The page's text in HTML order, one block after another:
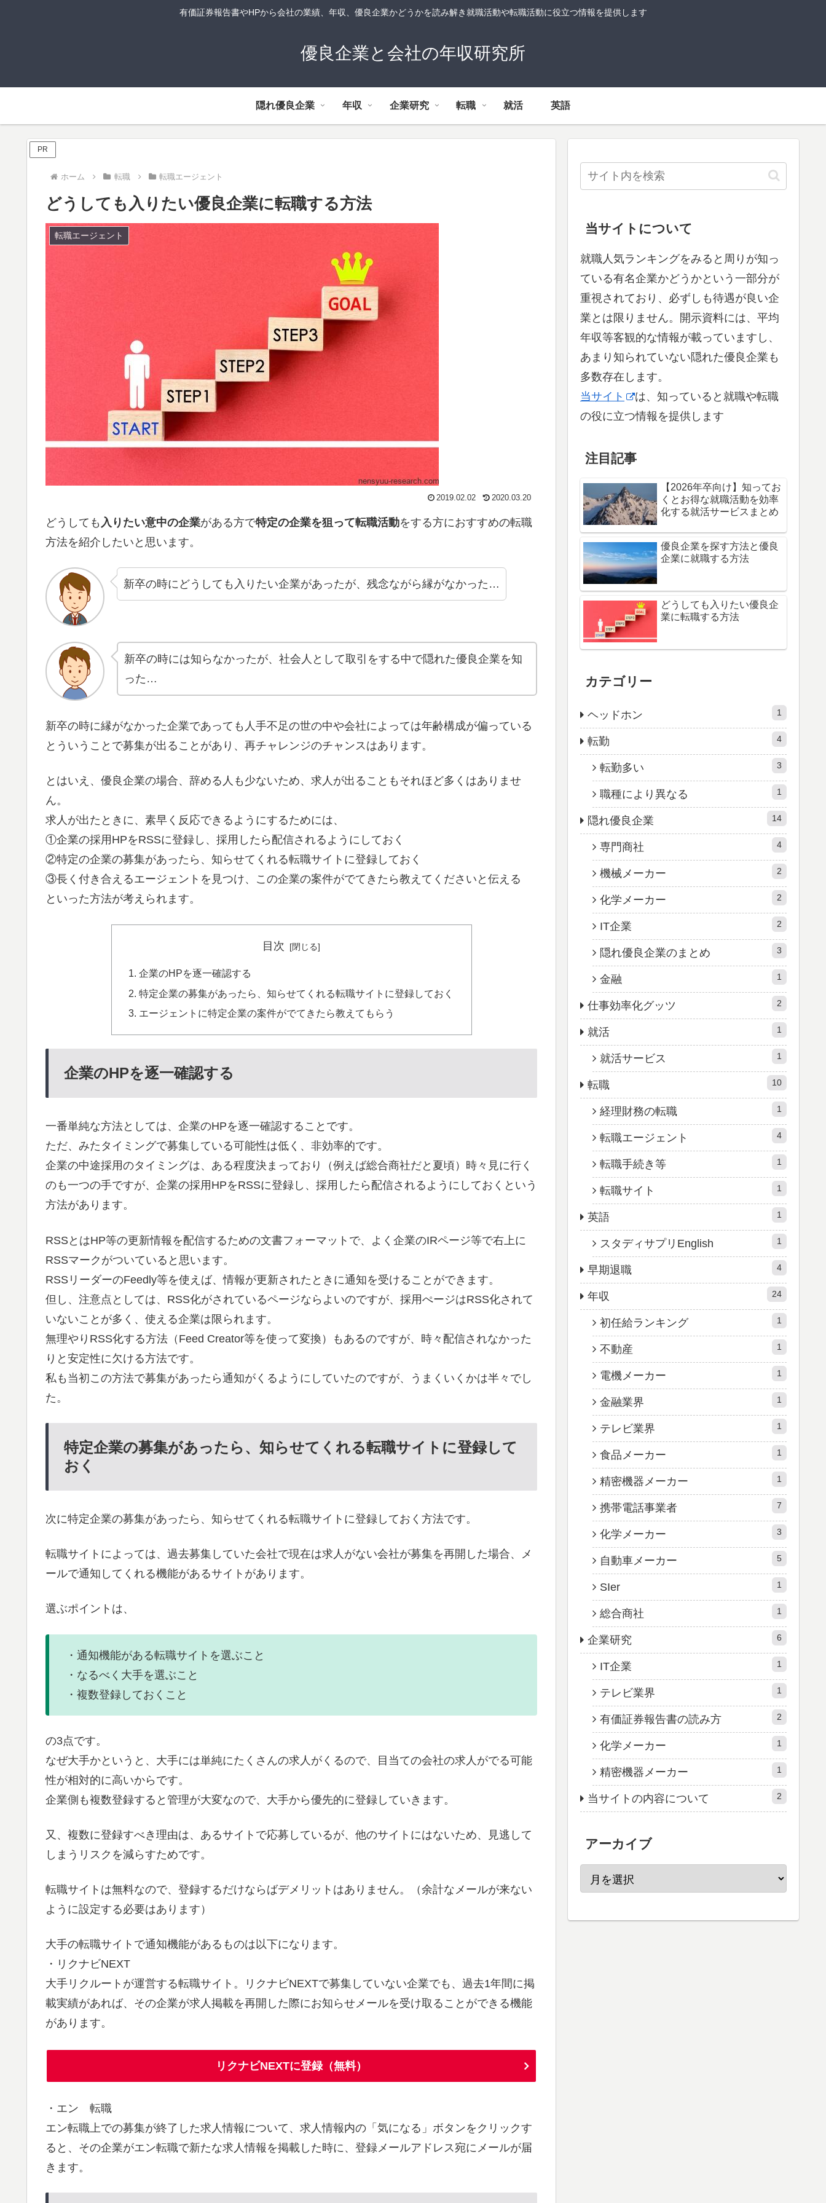
有価証券報告書やHPから会社の業績、年収、優良企業かどうかを読み解き就職活動や転職活動に役立つ情報を提供します
優良企業と会社の年収研究所
隠れ優良企業 年収 企業研究 転職 就活 英語
PR
ホーム 転職 転職エージェント
どうしても入りたい優良企業に転職する方法
転職エージェント
2019.02.02 2020.03.20
どうしても 入りたい意中の企業がある方で特定の企業を狙って転職活動をする方におすすめの転職
方法を紹介したいと思います。
新卒の時にどうしても入りたい企業があったが、残念ながら縁がなかった…
新卒の時には知らなかったが、社会人として取引をする中で隠れた優良企業を知
った…
新卒の時に縁がなかった企業であっても人手不足の世の中や会社によっては年齢構成が偏っている
とういうことで募集が出ることがあり、再チャレンジのチャンスはあります。
とはいえ、優良企業の場合、辞める人も少ないため、求人が出ることもそれほど多くはありませ
ん。
求人が出たときに、素早く反応できるようにするためには、
①企業の採用HPをRSSに登録し、採用したら配信されるようにしておく
②特定の企業の募集があったら、知らせてくれる転職サイトに登録しておく
③長く付き合えるエージェントを見つけ、この企業の案件がでてきたら教えてくださいと伝える
といった方法が考えられます。
目次
企業のHPを逐一確認する
特定企業の募集があったら、知らせてくれる転職サイトに登録しておく
エージェントに特定企業の案件がでてきたら教えてもらう
企業のHPを逐一確認する
一番単純な方法としては、企業のHPを逐一確認することです。
ただ、みたタイミングで募集している可能性は低く、非効率的です。
企業の中途採用のタイミングは、ある程度決まっており（例えば総合商社だと夏頃）時々見に行く
のも一つの手ですが、企業の採用HPをRSSに登録し、採用したら配信されるようにしておくという
方法があります。
RSSとはHP等の更新情報を配信するための文書フォーマットで、よく企業のIRページ等で右上に
RSSマークがついていると思います。
RSSリーダーのFeedly等を使えば、情報が更新されたときに通知を受けることができます。
但し、注意点としては、RSS化がされているページならよいのですが、採用ぺージはRSS化されて
いないことが多く、使える企業は限られます。
無理やりRSS化する方法（Feed Creator等を使って変換）もあるのですが、時々配信されなかった
りと安定性に欠ける方法です。
私も当初この方法で募集があったら通知がくるようにしていたのですが、うまくいくかは半々でし
た。
特定企業の募集があったら、知らせてくれる転職サイトに登録して
おく
次に特定企業の募集があったら、知らせてくれる転職サイトに登録しておく方法です。
転職サイトによっては、過去募集していた会社で現在は求人がない会社が募集を再開した場合、メ
ールで通知してくれる機能があるサイトがあります。
選ぶポイントは、
・通知機能がある転職サイトを選ぶこと
・なるべく大手を選ぶこと
・複数登録しておくこと
の3点です。
なぜ大手かというと、大手には単純にたくさんの求人がくるので、目当ての会社の求人がでる可能
性が相対的に高いからです。
企業側も複数登録すると管理が大変なので、大手から優先的に登録していきます。
又、複数に登録すべき理由は、あるサイトで応募しているが、他のサイトにはないため、見逃して
しまうリスクを減らすためです。
転職サイトは無料なので、登録するだけならばデメリットはありません。（余計なメールが来ない
ように設定する必要はあります）
大手の転職サイトで通知機能があるものは以下になります。
・リクナビNEXT
大手リクルートが運営する転職サイト。リクナビNEXTで募集していない企業でも、過去1年間に掲
載実績があれば、その企業が求人掲載を再開した際にお知らせメールを受け取ることができる機能
があります。
リクナビNEXTに登録（無料）
・エン 転職
エン転職上での募集が終了した求人情報について、求人情報内の「気になる」ボタンをクリックす
ると、その企業がエン転職で新たな求人情報を掲載した時に、登録メールアドレス宛にメールが届
きます。
当サイトについて
就職人気ランキングをみると周りが知っ
ている有名企業かどうかという一部分が
重視されており、必ずしも待遇が良い企
業とは限りません。開示資料には、平均
年収等客観的な情報が載っていますし、
あまり知られていない隠れた優良企業も
多数存在します。
当サイト
は、知っていると就職や転職
の役に立つ情報を提供します
注目記事
【2026年卒向け】知ってお
くとお得な就職活動を効率
化する就活サービスまとめ
優良企業を探す方法と優良
企業に就職する方法
どうしても入りたい優良企
業に転職する方法
カテゴリー
ヘッドホン 1
転勤 4
転勤多い 3
職種により異なる 1
隠れ優良企業 14
専門商社 4
機械メーカー 2
化学メーカー 2
IT企業 2
隠れ優良企業のまとめ 3
金融 1
仕事効率化グッツ 2
就活 1
就活サービス 1
転職 10
経理財務の転職 1
転職エージェント 4
転職手続き等 1
転職サイト 1
英語 1
スタディサプリEnglish 1
早期退職 4
年収 24
初任給ランキング 1
不動産 1
電機メーカー 1
金融業界 1
テレビ業界 1
食品メーカー 1
精密機器メーカー 1
携帯電話事業者 7
化学メーカー 3
自動車メーカー 5
SIer 1
総合商社 1
企業研究 6
IT企業 1
テレビ業界 1
有価証券報告書の読み方 2
化学メーカー 1
精密機器メーカー 1
当サイトの内容について 2
アーカイブ